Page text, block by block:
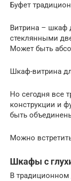
Буфет
Витрина – шкаф
стеклянными
Может быть
Шкаф-витрина
Но сегодня все
конструкции и
быть
Можно
Шкафы с
В традиционном